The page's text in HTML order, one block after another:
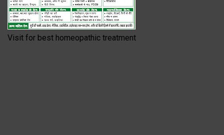
Visit for best homeopathic treatment